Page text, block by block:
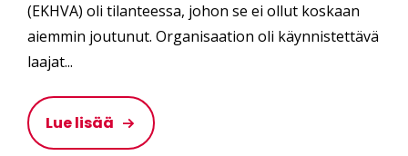
(EKHVA) oli tilanteessa, johon se ei ollut koskaan
aiemmin joutunut. Organisaation oli käynnistettävä
laajat...
Lue lisää